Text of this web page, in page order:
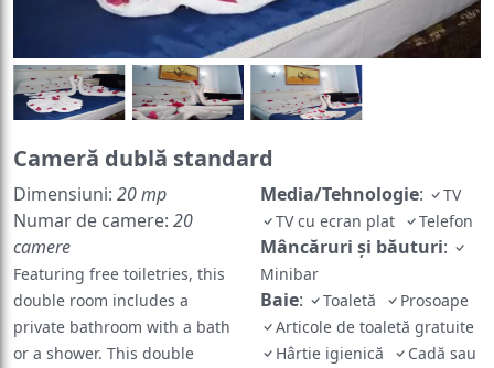
Cameră dublă standard
Dimensiuni: 20 mp
Numar de camere: 20
camere
Featuring free toiletries, this
double room includes a
private bathroom with a bath
or a shower. This double
Media/Tehnologie:
TV
TV cu ecran plat
Telefon
Mâncăruri și băuturi:
Minibar
Baie: Toaletă
Prosoape
Articole de toaletă gratuite
Hârtie igienică
Cadă sau